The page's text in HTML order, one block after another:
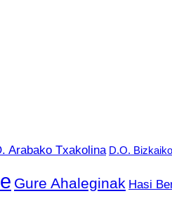
Arabako Txakolina D.O.
Gure Ahaleginak Hasi